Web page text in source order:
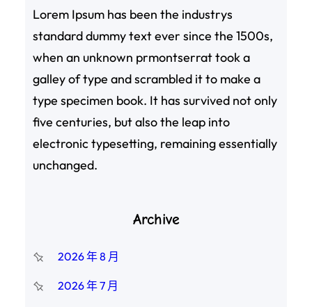
Lorem Ipsum has been the industrys
standard dummy text ever since the 1500s,
when an unknown prmontserrat took a
galley of type and scrambled it to make a
type specimen book. It has survived not only
five centuries, but also the leap into
electronic typesetting, remaining essentially
unchanged.
Archive
2026 年 8 月
2026 年 7 月